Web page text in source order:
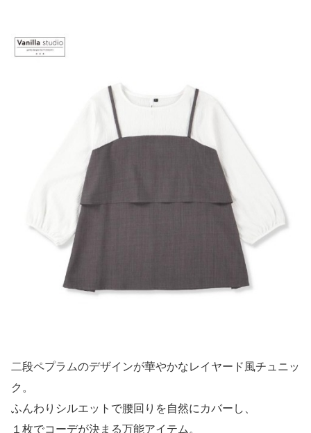
二段ペプラムのデザインが華やかなレイヤード風チュニッ
ク。
ふんわりシルエットで腰回りを自然にカバーし、
１枚でコーデが決まる万能アイテム。